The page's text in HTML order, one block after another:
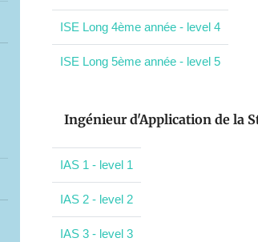
ISE Long 4ème année - level 4
ISE Long 5ème année - level 5
Ingénieur d'Application de la
IAS 1 - level 1
IAS 2 - level 2
IAS 3 - level 3